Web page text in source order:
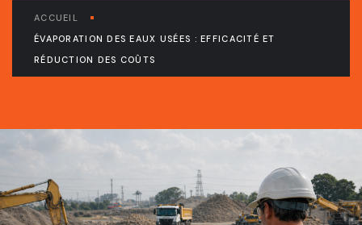
ACCUEIL
ÉVAPORATION DES EAUX USÉES : EFFICACITÉ ET
RÉDUCTION DES COÛTS